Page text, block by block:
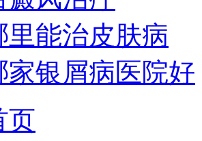
里能治皮肤病
家银屑病医院好
页